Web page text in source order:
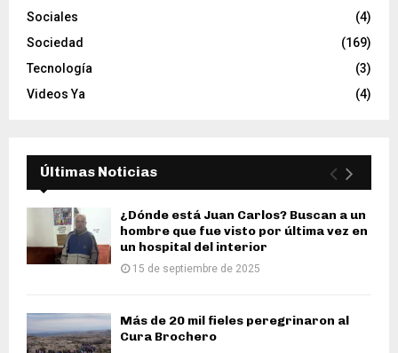
Sociales
(4)
Sociedad
(169)
Tecnología
(3)
Videos Ya
(4)
Últimas Noticias
¿Dónde está Juan Carlos? Buscan a un
hombre que fue visto por última vez en
un hospital del interior
15 de septiembre de 2025
Más de 20 mil fieles peregrinaron al
Cura Brochero